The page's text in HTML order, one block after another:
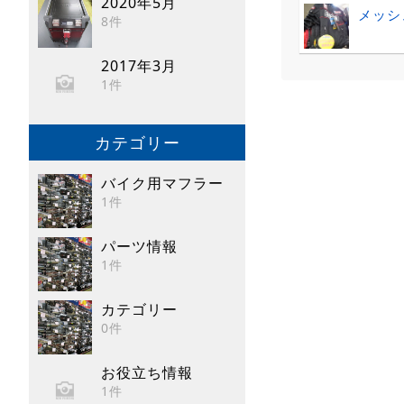
8件
2017年3月
1件
カテゴリー
バイク用マフラー
1件
パーツ情報
1件
カテゴリー
0件
お役立ち情報
1件
メッ